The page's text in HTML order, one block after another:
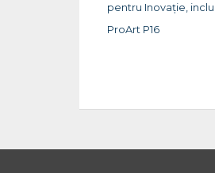
pentru Inovație,
ProArt P16